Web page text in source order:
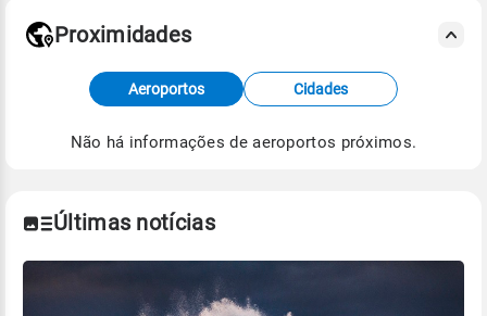
Fonte: dados combinados de estações
meteorológicas e satélite do Centro de Previsão
de Tempo e Estudos Climáticos (CPTEC).
Proximidades
Aeroportos Cidades
Não há informações de aeroportos próximos.
Últimas notícias